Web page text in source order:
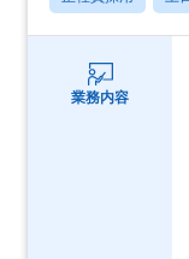
業務内容